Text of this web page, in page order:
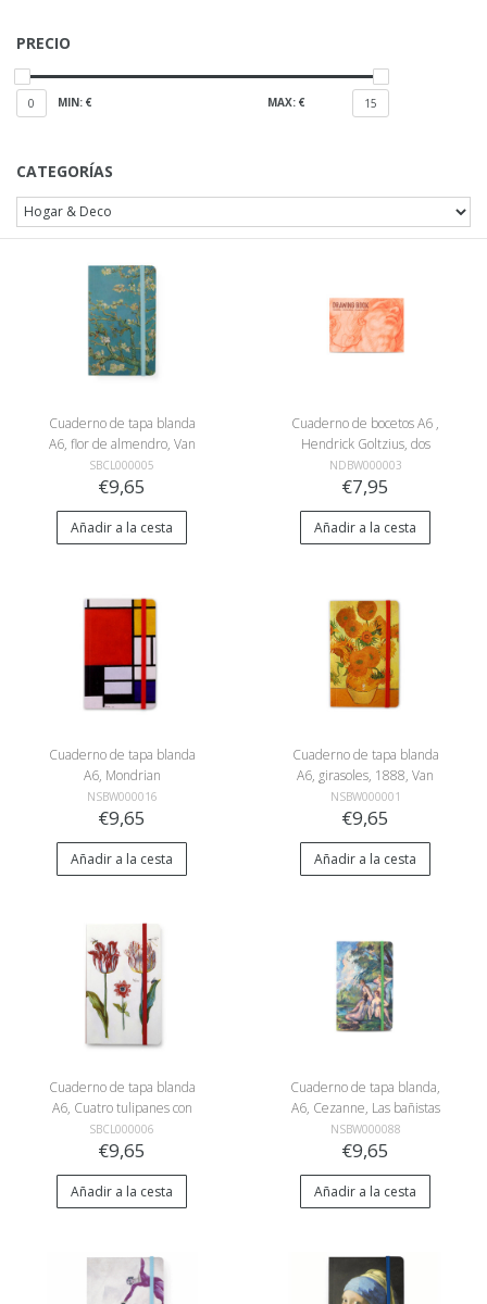
PRECIO
0 MIN: € MAX: € 15
CATEGORÍAS
Cuaderno de tapa blanda
A6, flor de almendro, Van
Gogh
SBCL000005
€9,65
Añadir a la cesta
Cuaderno de bocetos A6 ,
Hendrick Goltzius, dos
cabezas de hombres
NDBW000003
€7,95
Añadir a la cesta
Cuaderno de tapa blanda
A6, Mondrian
NSBW000016
€9,65
Añadir a la cesta
Cuaderno de tapa blanda
A6, girasoles, 1888, Van
Gogh
NSBW000001
€9,65
Añadir a la cesta
Cuaderno de tapa blanda
A6, Cuatro tulipanes con
insectos, Marrel
SBCL000006
€9,65
Añadir a la cesta
Cuaderno de tapa blanda,
A6, Cezanne, Las bañistas
NSBW000088
€9,65
Añadir a la cesta